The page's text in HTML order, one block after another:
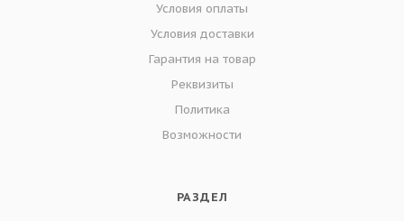
Условия оплаты
Условия доставки
Гарантия на товар
Реквизиты
Политика
Возможности
РАЗДЕЛ